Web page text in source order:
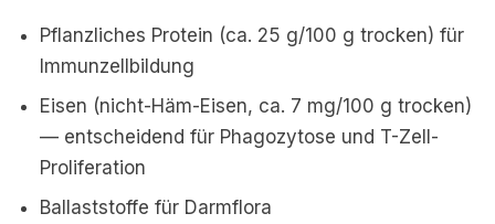
Pflanzliches Protein (ca. 25 g/100 g trocken) für
Immunzellbildung
Eisen (nicht-Häm-Eisen, ca. 7 mg/100 g trocken)
— entscheidend für Phagozytose und T-Zell-
Proliferation
Ballaststoffe für Darmflora